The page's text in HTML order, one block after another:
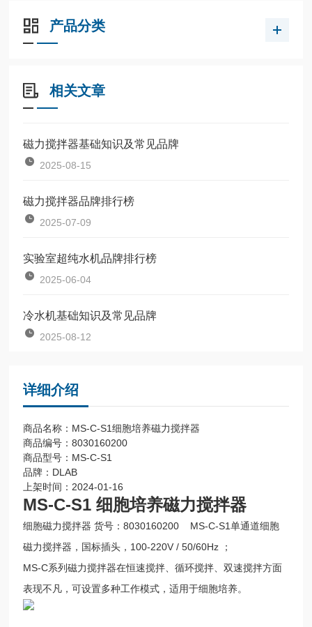
产品分类
相关文章
磁力搅拌器基础知识及常见品牌
2025-08-15
磁力搅拌器品牌排行榜
2025-07-09
实验室超纯水机品牌排行榜
2025-06-04
冷水机基础知识及常见品牌
2025-08-12
详细介绍
商品名称：MS-C-S1细胞培养磁力搅拌器
商品编号：8030160200
商品型号：MS-C-S1
品牌：DLAB
上架时间：2024-01-16
MS-C-S1 细胞培养磁力搅拌器
细胞磁力搅拌器 货号：8030160200 MS-C-S1单通道细胞
磁力搅拌器，国标插头，100-220V / 50/60Hz ；
MS-C系列磁力搅拌器在恒速搅拌、循环搅拌、双速搅拌方面
表现不凡，可设置多种工作模式，适用于细胞培养。